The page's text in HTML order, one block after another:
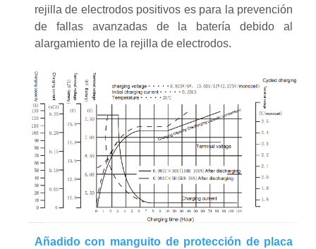
rejilla de electrodos positivos es para la prevención
de fallas avanzadas de la batería debido al
alargamiento de la rejilla de electrodos.
Añadido con manguito de protección de placa